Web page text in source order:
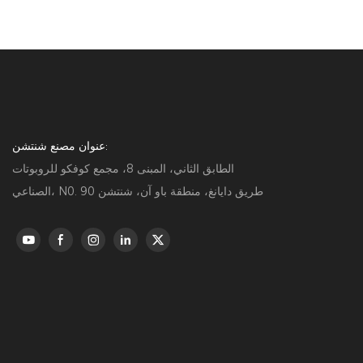
عنوان مصنع شنتشن:
الطابق الثاني، المبنى 8، مجمع كوفكو للروبوتات
الصناعي، N0. 90 طريق دايانغ، منطقة باو آن، شنتشن